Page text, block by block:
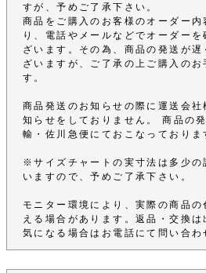
すが、予めご了承下さい。
商品をご購入のお客様のオーダー内
り、電話やメールなどでオーダー
ざいます。その為、商品の発送が
ざいますが、ご了承の上ご購入のお
す。
商品発送のお知らせの際に運送会
知らせをしておりません。 商品の
輸・佐川急便にておこなっておりま
※サイズチャートの実寸法は多少の
いますので、予めご了承下さい。
モニター環境により、実際の商品
える場合があります。返品・交換
気になる場合はお電話にて問い合わ